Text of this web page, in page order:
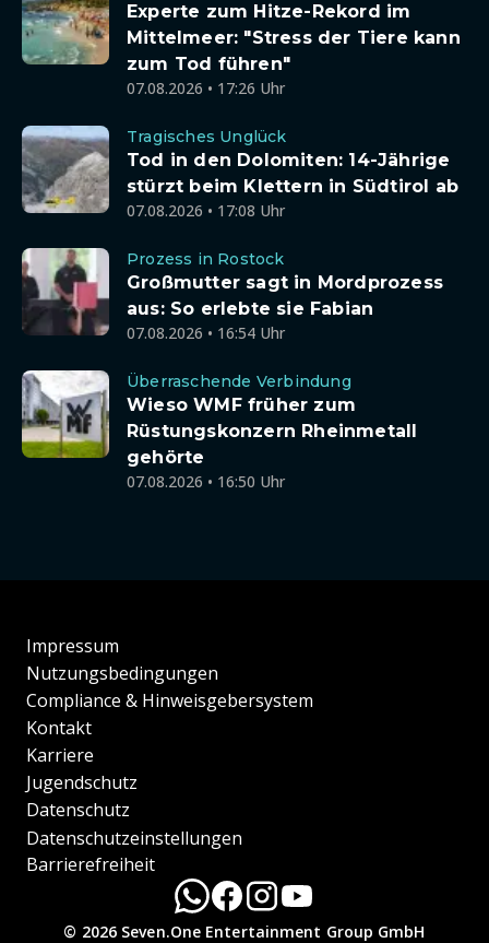
Experte zum Hitze-Rekord im
Mittelmeer: "Stress der Tiere kann
zum Tod führen"
07.08.2026 • 17:26 Uhr
Tragisches Unglück
Tod in den Dolomiten: 14-Jährige
stürzt beim Klettern in Südtirol ab
07.08.2026 • 17:08 Uhr
Prozess in Rostock
Großmutter sagt in Mordprozess
aus: So erlebte sie Fabian
07.08.2026 • 16:54 Uhr
Überraschende Verbindung
Wieso WMF früher zum
Rüstungskonzern Rheinmetall
gehörte
07.08.2026 • 16:50 Uhr
Impressum
Nutzungsbedingungen
Compliance & Hinweisgebersystem
Kontakt
Karriere
Jugendschutz
Datenschutz
Datenschutzeinstellungen
Barrierefreiheit
© 2026 Seven.One Entertainment Group GmbH